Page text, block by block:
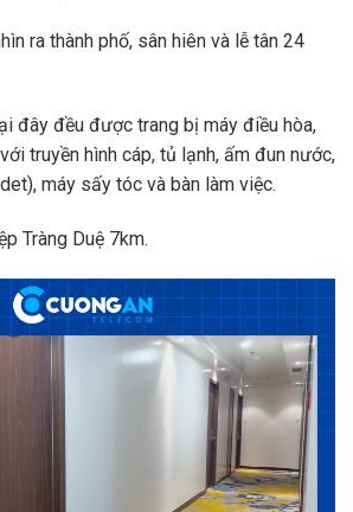
ra thành phố, sân hiên và lễ tân 24
đây đều được trang bị máy điều hòa,
truyền hình cáp, tủ lạnh, ấm đun nước,
máy sấy tóc và bàn làm việc.
Tràng Duệ 7km.